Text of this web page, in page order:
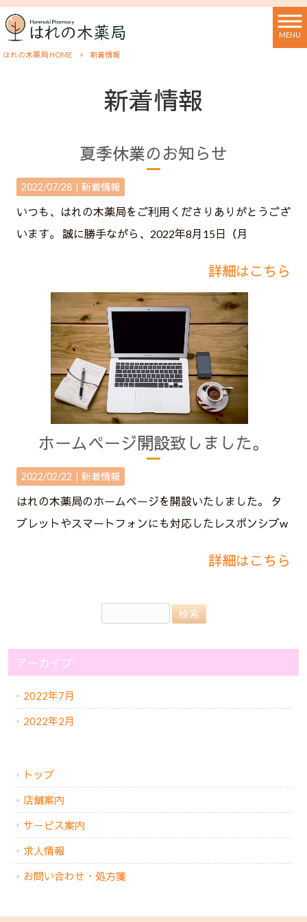
MENU
はれの木薬局 HOME > 新着情報
新着情報
夏季休業のお知らせ
2022/07/28｜ 新着情報
いつも、はれの木薬局をご利用くださりありがとうござ
います。 誠に勝手ながら、2022年8月15日（月
詳細はこちら
ホームページ開設致しました。
2022/02/22｜ 新着情報
はれの木薬局のホームページを開設いたしました。 タ
ブレットやスマートフォンにも対応したレスポンシブw
詳細はこちら
アーカイブ
2022年7月
2022年2月
トップ
店舗案内
サービス案内
求人情報
お問い合わせ・処方箋